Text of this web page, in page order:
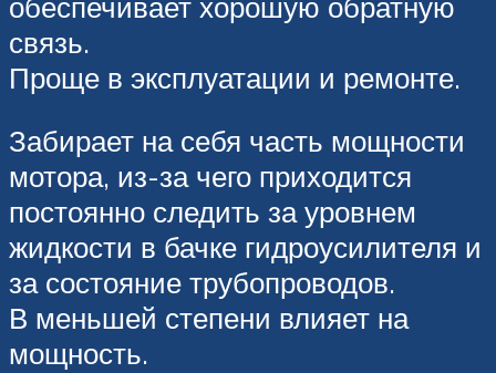
связь.
Проще в эксплуатации и ремонте.
Забирает на себя часть мощности
мотора, из-за чего приходится
постоянно следить за уровнем
жидкости в бачке гидроусилителя и
за состояние трубопроводов.
В меньшей степени влияет на
мощность.